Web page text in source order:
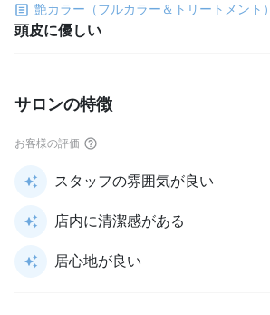
艶カラー（フルカラー＆トリートメント）
頭皮に優しい
サロンの特徴
お客様の評価
スタッフの雰囲気が良い
店内に清潔感がある
居心地が良い